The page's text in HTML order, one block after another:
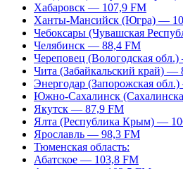
Хабаровск — 107,9 FM
Ханты-Мансийск (Югра) —
Чебоксары (Чувашская
Челябинск — 88,4 FM
Череповец (Вологодская
Чита (Забайкальский край) —
Энергодар (Запорожская
Южно-Сахалинск
Якутск — 87,9 FM
Ялта (Республика Крым) —
Ярославль — 98,3 FM
Тюменская область:
Абатское — 103,8 FM